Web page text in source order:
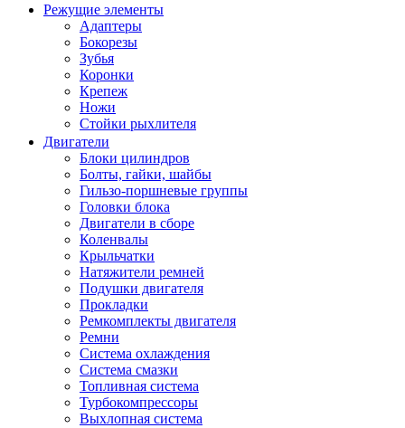
Режущие элементы
Адаптеры
Бокорезы
Зубья
Коронки
Крепеж
Ножи
Стойки рыхлителя
Двигатели
Блоки цилиндров
Болты, гайки, шайбы
Гильзо-поршневые группы
Головки блока
Двигатели в сборе
Коленвалы
Крыльчатки
Натяжители ремней
Подушки двигателя
Прокладки
Ремкомплекты двигателя
Ремни
Система охлаждения
Система смазки
Топливная система
Турбокомпрессоры
Выхлопная система